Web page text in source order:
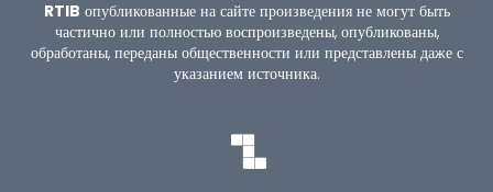
RTIB опубликованные на сайте произведения не могут быть
частично или полностью воспроизведены, опубликованы,
обработаны, переданы общественности или представлены даже с
указанием источника.
TEKNOBURSA
SWORDBROS